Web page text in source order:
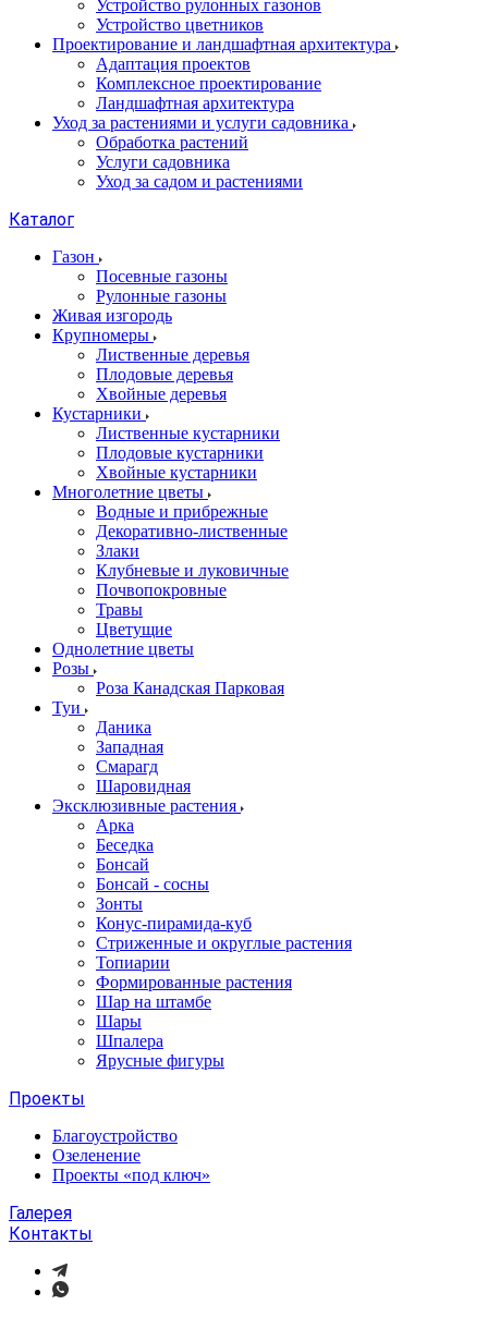
Устройство рулонных газонов
Устройство цветников
Проектирование и ландшафтная архитектура
Адаптация проектов
Комплексное проектирование
Ландшафтная архитектура
Уход за растениями и услуги садовника
Обработка растений
Услуги садовника
Уход за садом и растениями
Каталог
Газон
Посевные газоны
Рулонные газоны
Живая изгородь
Крупномеры
Лиственные деревья
Плодовые деревья
Хвойные деревья
Кустарники
Лиственные кустарники
Плодовые кустарники
Хвойные кустарники
Многолетние цветы
Водные и прибрежные
Декоративно-лиственные
Злаки
Клубневые и луковичные
Почвопокровные
Травы
Цветущие
Однолетние цветы
Розы
Роза Канадская Парковая
Туи
Даника
Западная
Смарагд
Шаровидная
Эксклюзивные растения
Арка
Беседка
Бонсай
Бонсай - сосны
Зонты
Конус-пирамида-куб
Стриженные и округлые растения
Топиарии
Формированные растения
Шар на штамбе
Шары
Шпалера
Ярусные фигуры
Проекты
Благоустройство
Озеленение
Проекты «под ключ»
Галерея
Контакты